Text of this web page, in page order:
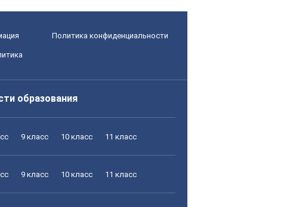
Политика конфиденциальности
образования
9 класс 10 класс 11 класс
9 класс 10 класс 11 класс